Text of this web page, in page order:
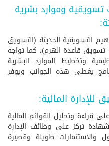
وموارد بشرية
التسويقية الحديثة (التسويق
تسويق قاعدة الهرم)، كما تواجه
وتخطيط الموارد البشرية
يغطى هذه الجوانب ويوفر
المالية:
قراءة وتحليل القوائم المالية
تركز على وظائف الإدارة
والاستثمارات طويلة وقصيرة